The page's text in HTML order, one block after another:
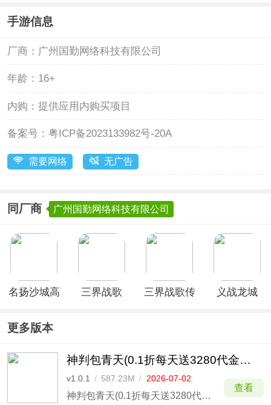
手游信息
厂商： 广州国勤网络科技有限公司
年龄： 16+
内购： 提供应用内购买项目
备案号： 粤ICP备2023133982号-20A
需要网络 无广告
同厂商 广州国勤网络科技有限公司
名扬沙城高
三界战歌
三界战歌传
义战龙城
更多版本
神判包青天(0.1折每天送3280代金券)
v1.0.1 / 587.23M / 2026-07-02
神判包青天(0.1折每天送3280代金券)是以宫廷体验为题材打造的一款国风RPG卡牌手游，该版本为0.1折真实充值版本，玩家创角即送少年包拯*3个、韩琪*1个、888元充值卡、高级装备宝箱*1、金锭礼包*20礼包，天天送3280代金券，让玩家显示极致的游戏体验。
查看